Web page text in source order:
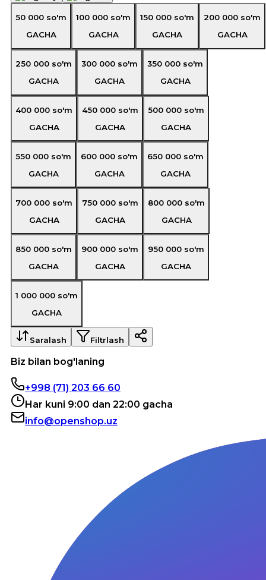
50 000 so'm
GACHA
100 000 so'm
GACHA
150 000 so'm
GACHA
200 000 so'm
GACHA
250 000 so'm
GACHA
300 000 so'm
GACHA
350 000 so'm
GACHA
400 000 so'm
GACHA
450 000 so'm
GACHA
500 000 so'm
GACHA
550 000 so'm
GACHA
600 000 so'm
GACHA
650 000 so'm
GACHA
700 000 so'm
GACHA
750 000 so'm
GACHA
800 000 so'm
GACHA
850 000 so'm
GACHA
900 000 so'm
GACHA
950 000 so'm
GACHA
1 000 000 so'm
GACHA
Saralash Filtrlash
Biz bilan bog'laning
+998 (71) 203 66 60
Har kuni 9:00 dan 22:00 gacha
info@openshop.uz